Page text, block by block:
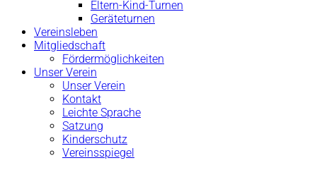
Eltern-Kind-Turnen
Geräteturnen
Vereinsleben
Mitgliedschaft
Fördermöglichkeiten
Unser Verein
Unser Verein
Kontakt
Leichte Sprache
Satzung
Kinderschutz
Vereinsspiegel